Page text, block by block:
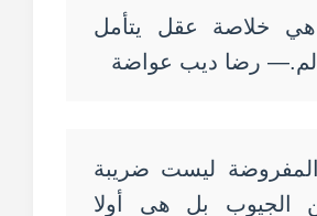
هي خلاصة عقل يتأمل
رضا ديب عواضة
المفروضة ليست ضريبة
الجيوب بل هى أولا